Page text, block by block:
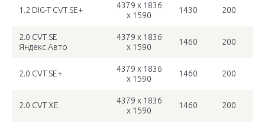
1.2 DIG-T CVT SE+
4379 x 1836
x 1590
1430 200
2.0 CVT SE
Яндекс.Авто
4379 x 1836
x 1590
1460 200
2.0 CVT SE+
4379 x 1836
x 1590
1460 200
2.0 CVT XE
4379 x 1836
x 1590
1460 200